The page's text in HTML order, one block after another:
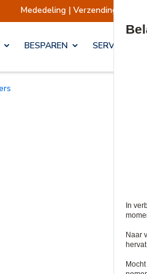
Mededeling | Verzendingen
BESPAREN SERVICES &